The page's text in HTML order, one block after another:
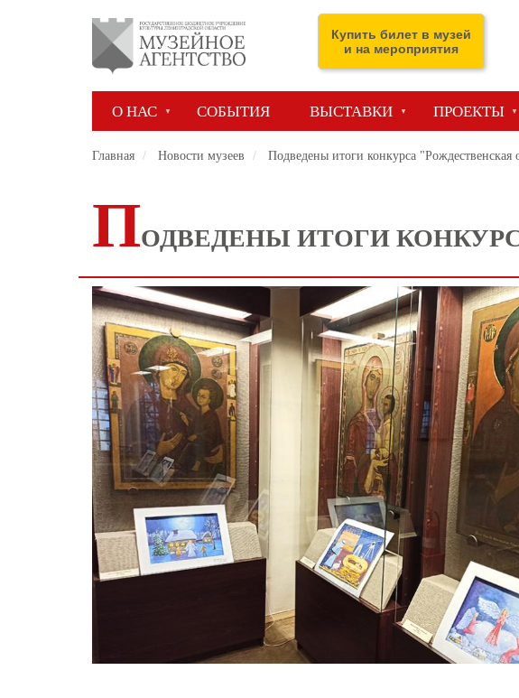
Купить билет в музей
и на мероприятия
О НАС СОБЫТИЯ ВЫСТАВКИ ПРОЕКТЫ
Главная Новости музеев Подведены итоги конкурса "Рождественская
ПОДВЕДЕНЫ ИТОГИ